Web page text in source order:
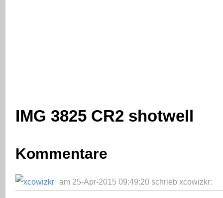
IMG 3825 CR2 shotwell
Kommentare
am 25-Apr-2015 09:49:20 schrieb xcowizkr: